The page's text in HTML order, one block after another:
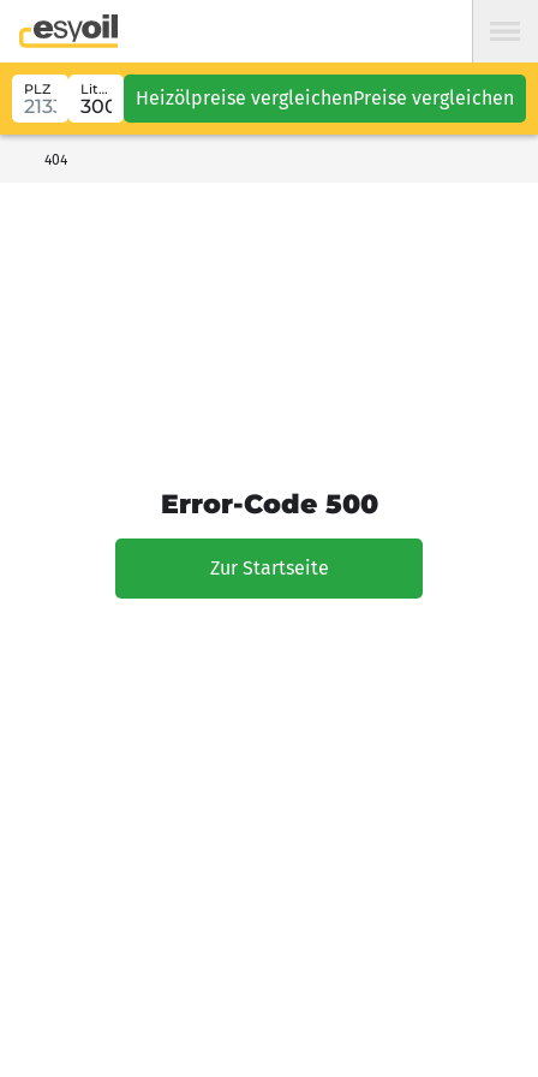
PLZ Liter Heizölpreise vergleichenPreise vergleichen
404
Error-Code 500
Zur Startseite